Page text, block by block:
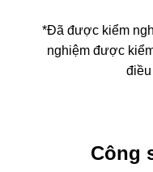
*Đã được kiểm
nghiệm được
điều
Công